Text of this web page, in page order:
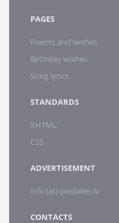
PAGES
Poems and wishes
Birthday wishes
Song lyrics
STANDARDS
XHTML
CSS
ADVERTISEMENT
info (at) piedalies.lv
CONTACTS